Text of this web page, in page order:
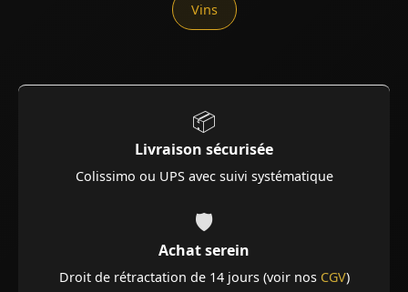
Vins
📦
Livraison sécurisée
Colissimo ou UPS avec suivi systématique
🛡️
Achat serein
Droit de rétractation de 14 jours (voir nos CGV)